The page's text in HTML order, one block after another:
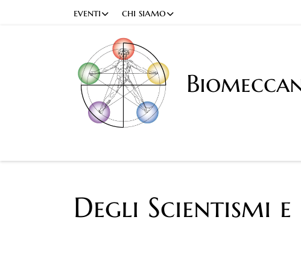
eventi chi siamo
Degli Scientismi e